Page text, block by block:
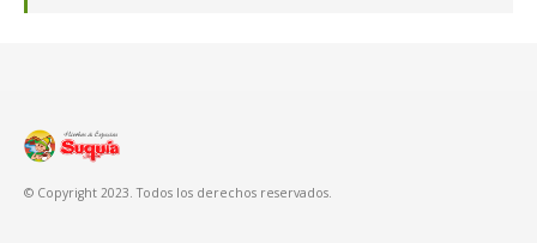
© Copyright 2023. Todos los derechos reservados.